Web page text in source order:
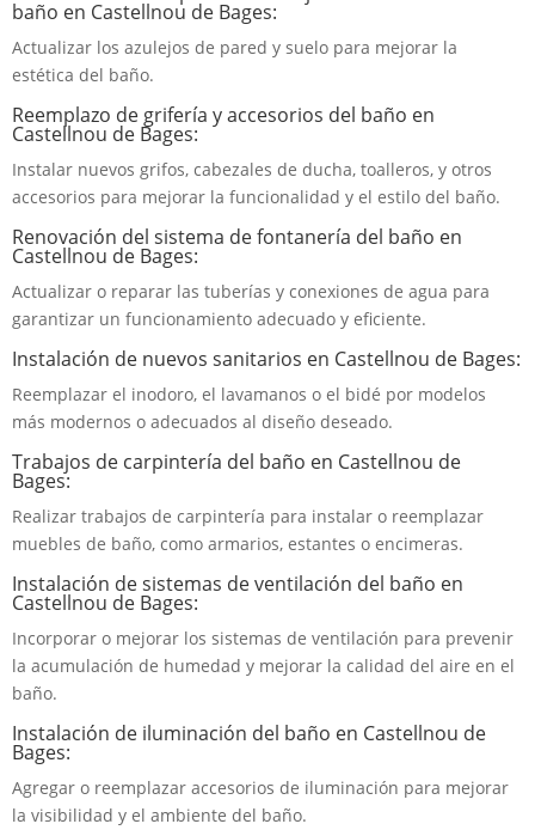
baño en Castellnou de Bages:
Actualizar los azulejos de pared y suelo para mejorar la
estética del baño.
Reemplazo de grifería y accesorios del baño en
Castellnou de Bages:
Instalar nuevos grifos, cabezales de ducha, toalleros, y otros
accesorios para mejorar la funcionalidad y el estilo del baño.
Renovación del sistema de fontanería del baño en
Castellnou de Bages:
Actualizar o reparar las tuberías y conexiones de agua para
garantizar un funcionamiento adecuado y eficiente.
Instalación de nuevos sanitarios en Castellnou de Bages:
Reemplazar el inodoro, el lavamanos o el bidé por modelos
más modernos o adecuados al diseño deseado.
Trabajos de carpintería del baño en Castellnou de
Bages:
Realizar trabajos de carpintería para instalar o reemplazar
muebles de baño, como armarios, estantes o encimeras.
Instalación de sistemas de ventilación del baño en
Castellnou de Bages:
Incorporar o mejorar los sistemas de ventilación para prevenir
la acumulación de humedad y mejorar la calidad del aire en el
baño.
Instalación de iluminación del baño en Castellnou de
Bages:
Agregar o reemplazar accesorios de iluminación para mejorar
la visibilidad y el ambiente del baño.